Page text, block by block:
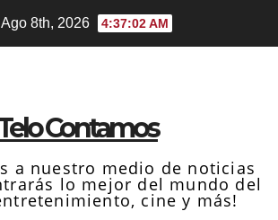
8th, 2026 4:37:02 AM
Contamos
a nuestro medio de noticias
lo mejor del mundo del
cine y más!